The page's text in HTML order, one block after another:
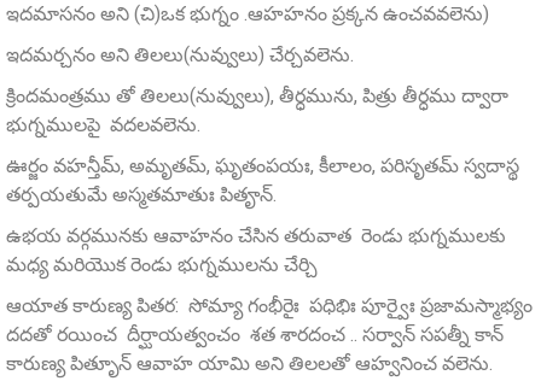
ఇదమాసనం అని (చి)ఒక భుగ్నం .ఆహహనం ప్రక్కన ఉంచవవలెను)
ఇదమర్చనం అని తిలలు(నువ్వులు) చేర్చవలెను.
క్రిందమంత్రము తో తిలలు(నువ్వులు), తీర్ధమును, పిత్రు తీర్ధము ద్వారా
భుగ్నములపై వదలవలెను.
ఊర్జం వహన్తీమ్‌, అమృతమ్‌, ఘృతంపయః, కీలాలం, పరిసృతమ్‌ స్వదాస్థ
తర్పయతుమే అస్మతమాతుః పితౄన్‌.
ఉభయ వర్గమునకు ఆవాహనం చేసిన తరువాత రెండు భుగ్నములకు
మధ్య మరియొక రెండు భుగ్నములను చేర్చి
ఆయాత కారుణ్య పితర: సోమ్యా గంభీరైః పధిభిః పూర్వైః ప్రజామస్మాభ్యం
దదతో రయించ దీర్ఘాయత్వంచం శత శారదంచ .. సర్వాన్ సపత్నీ కాన్
కారుణ్య పితృూన్ ఆవాహ యామి అని తిలలతో ఆహ్వనించ వలెను.